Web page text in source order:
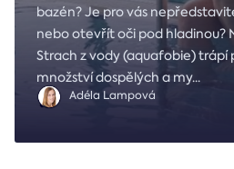
bazén? Je pro vás
nebo otevřít oči pod hladinou?
Strach z vody (aquafobie) trápí
množství dospělých a my...
Adéla Lampová